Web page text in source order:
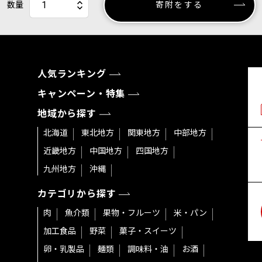
数量 寄附をする
人気ランキング
キャンペーン・特集
地域から探す
北海道 東北地方 関東地方
中部地方
近畿地方
中国地方
四国地方
九州地方
沖縄
カテゴリから探す
肉 魚介類 果物・フルーツ
米・パン
加工食品
野菜
菓子・スイーツ
卵・乳製品
麺類 調味料・油 お酒